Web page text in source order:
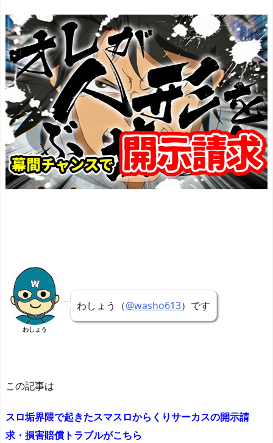
わしょう
わしょう（@washo613）です
この記事は
スロ垢界隈で起きたスマスロからくりサーカスの開示請
求・損害賠償トラブルがこちら